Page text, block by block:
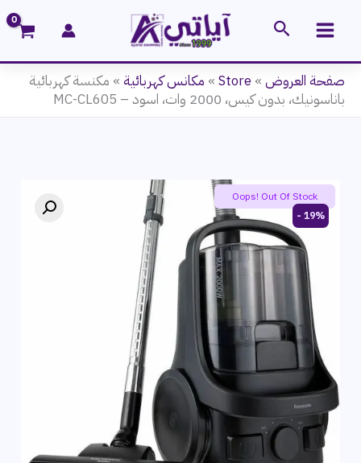
البحث
صفحة العروض »
Store
» مكانس كهربائية » مكنسة كهربائية
باناسونيك، بدون كيس، 2000 وات، اسود – MC-CL605
Oops! Out Of Stock
19% -